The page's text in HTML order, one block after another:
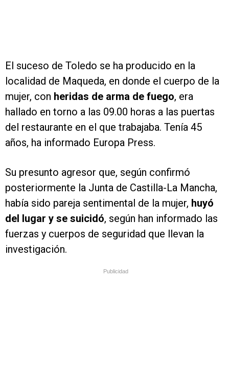
El suceso de Toledo se ha producido en la
localidad de Maqueda, en donde el cuerpo de la
mujer, con heridas de arma de fuego, era
hallado en torno a las 09.00 horas a las puertas
del restaurante en el que trabajaba. Tenía 45
años, ha informado Europa Press.
Su presunto agresor que, según confirmó
posteriormente la Junta de Castilla-La Mancha,
había sido pareja sentimental de la mujer, huyó
del lugar y se suicidó, según han informado las
fuerzas y cuerpos de seguridad que llevan la
investigación.
Publicidad